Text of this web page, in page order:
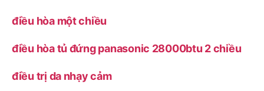
điều hòa một chiều
điều hòa tủ đứng panasonic 28000btu 2 chiều
điều trị da nhạy cảm